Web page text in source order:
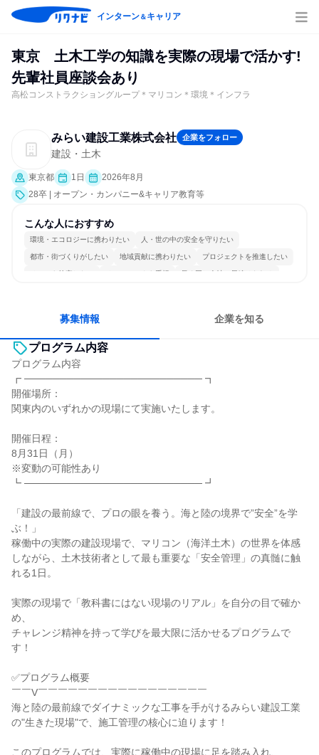
インターン＆キャリア
東京 土木工学の知識を実際の現場で活かす!
先輩社員座談会あり
高松コンストラクショングループ＊マリコン＊環境＊インフラ
みらい建設工業株式会社 企業をフォロー
建設・土木
東京都 1日
2026年8月
28卒 | オープン・カンパニー&キャリア教育等
こんな人におすすめ
環境・エコロジーに携わりたい 人・世の中の安全を守りたい
都市・街づくりがしたい 地域貢献に携わりたい プロジェクトを推進したい
チームを統率したい チームワークを重視 長く同じ会社に居続けられる
募集情報 企業を知る
プログラム内容
プログラム内容
┏ ───────────────────────── ┓
開催場所：
関東内のいずれかの現場にて実施いたします。
開催日程：
8月31日（月）
※変動の可能性あり
┗ ───────────────────────── ┛
「建設の最前線で、プロの眼を養う。海と陸の境界で”安全”を学
ぶ！」
稼働中の実際の建設現場で、マリコン（海洋土木）の世界を体感
しながら、土木技術者として最も重要な「安全管理」の真髄に触
れる1日。
実際の現場で「教科書にはない現場のリアル」を自分の目で確か
め、
チャレンジ精神を持って学びを最大限に活かせるプログラムで
す！
✅プログラム概要
￣￣V￣￣￣￣￣￣￣￣￣￣￣￣￣￣￣￣￣
海と陸の最前線でダイナミックな工事を手がけるみらい建設工業
の"生きた現場"で、施工管理の核心に迫ります！
このプログラムでは、実際に稼働中の現場に足を踏み入れ、